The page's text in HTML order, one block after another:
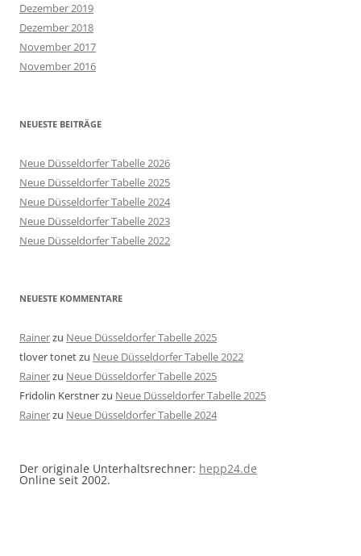
Dezember 2019
Dezember 2018
November 2017
November 2016
NEUESTE BEITRÄGE
Neue Düsseldorfer Tabelle 2026
Neue Düsseldorfer Tabelle 2025
Neue Düsseldorfer Tabelle 2024
Neue Düsseldorfer Tabelle 2023
Neue Düsseldorfer Tabelle 2022
NEUESTE KOMMENTARE
Rainerzu Neue Düsseldorfer Tabelle 2025
tlover tonetzu Neue Düsseldorfer Tabelle 2022
Rainerzu Neue Düsseldorfer Tabelle 2025
Fridolin Kerstnerzu Neue Düsseldorfer Tabelle 2025
Rainerzu Neue Düsseldorfer Tabelle 2024
Der originale Unterhaltsrechner: hepp24.de
Online seit 2002.